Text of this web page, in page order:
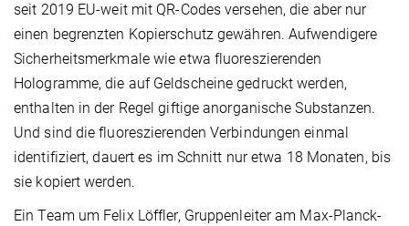
seit 2019 EU-weit mit QR-Codes versehen, die aber nur
einen begrenzten Kopierschutz gewähren. Aufwendigere
Sicherheitsmerkmale wie etwa fluoreszierenden
Hologramme, die auf Geldscheine gedruckt werden,
enthalten in der Regel giftige anorganische Substanzen.
Und sind die fluoreszierenden Verbindungen einmal
identifiziert, dauert es im Schnitt nur etwa 18 Monaten, bis
sie kopiert werden.
Ein Team um Felix Löffler, Gruppenleiter am Max-Planck-